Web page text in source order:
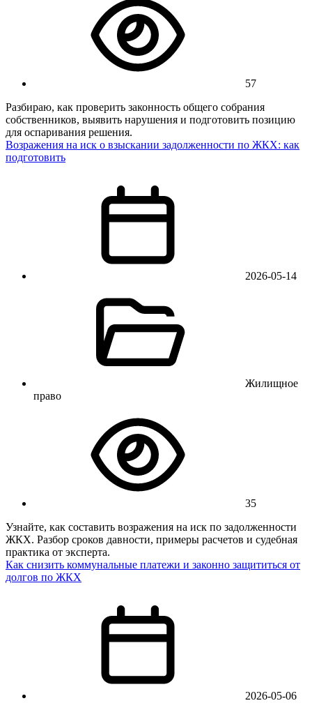
57
Разбираю, как проверить законность общего собрания
собственников, выявить нарушения и подготовить позицию
для оспаривания решения.
Возражения на иск о взыскании задолженности по ЖКХ: как
подготовить
2026-05-14
Жилищное
право
35
Узнайте, как составить возражения на иск по задолженности
ЖКХ. Разбор сроков давности, примеры расчетов и судебная
практика от эксперта.
Как снизить коммунальные платежи и законно защититься от
долгов по ЖКХ
2026-05-06